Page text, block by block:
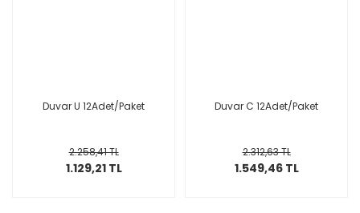
Duvar U 12Adet/Paket
2.258,41 TL
1.129,21 TL
Duvar C 12Adet/Paket
2.312,63 TL
1.549,46 TL